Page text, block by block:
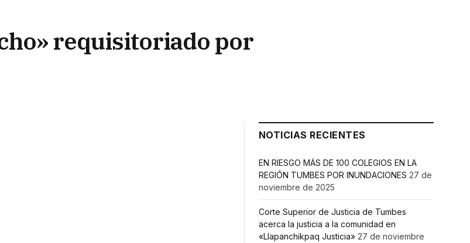
requisitoriado por
NOTICIAS RECIENTES
EN RIESGO MÁS DE 100 COLEGIOS EN LA
REGIÓN TUMBES POR INUNDACIONES 27 de
noviembre de 2025
Corte Superior de Justicia de Tumbes
acerca la justicia a la comunidad en
«Llapanchikpaq Justicia» 27 de noviembre